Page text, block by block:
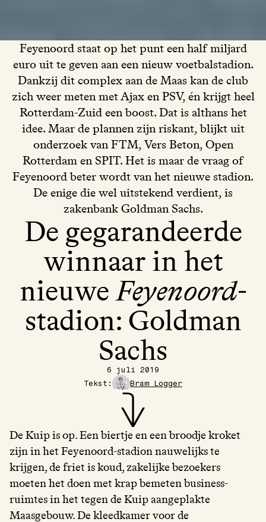
Feyenoord staat op het punt een half miljard
euro uit te geven aan een nieuw voetbalstadion.
Dankzij dit complex aan de Maas kan de club
zich weer meten met Ajax en PSV, én krijgt heel
Rotterdam-Zuid een boost. Dat is althans het
idee. Maar de plannen zijn riskant, blijkt uit
onderzoek van FTM, Vers Beton, Open
Rotterdam en SPIT. Het is maar de vraag of
Feyenoord beter wordt van het nieuwe stadion.
De enige die wel uitstekend verdient, is
zakenbank Goldman Sachs.
De gegarandeerde
winnaar in het
nieuweFeyenoord-
stadion: Goldman
Sachs
6 juli 2019
Tekst:
Bram Logger
De Kuip is op. Een biertje en een broodje kroket
zijn in het Feyenoord-stadion nauwelijks te
krijgen, de friet is koud, zakelijke bezoekers
moeten het doen met krap bemeten business-
ruimtes in het tegen de Kuip aangeplakte
Maasgebouw. De kleedkamer voor de